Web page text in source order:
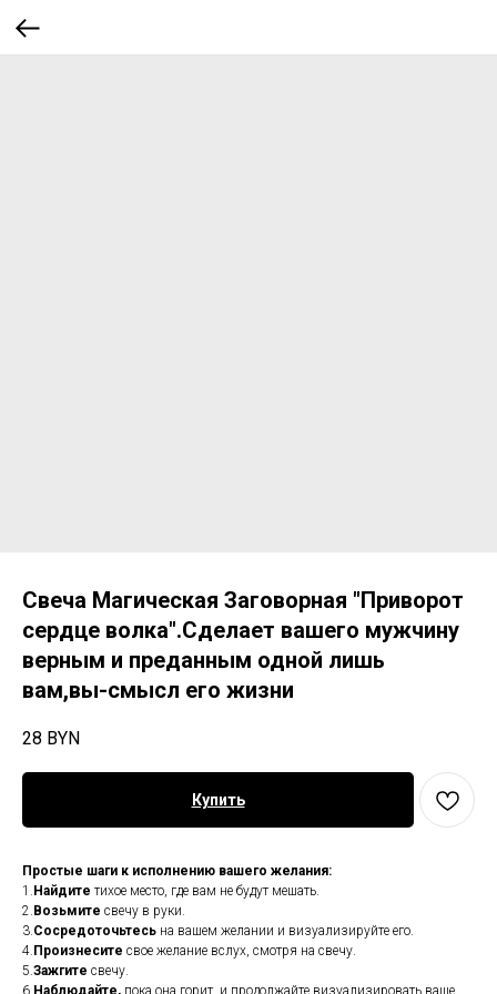
Свеча Магическая Заговорная "Приворот
сердце волка".Сделает вашего мужчину
верным и преданным одной лишь
вам,вы-смысл его жизни
28 BYN
Купить
Простые шаги к исполнению вашего желания:
1. Найдите тихое место, где вам не будут мешать.
2. Возьмите свечу в руки.
3.Сосредоточьтесь на вашем желании и визуализируйте его.
4. Произнесите свое желание вслух, смотря на свечу.
5.Зажгите свечу.